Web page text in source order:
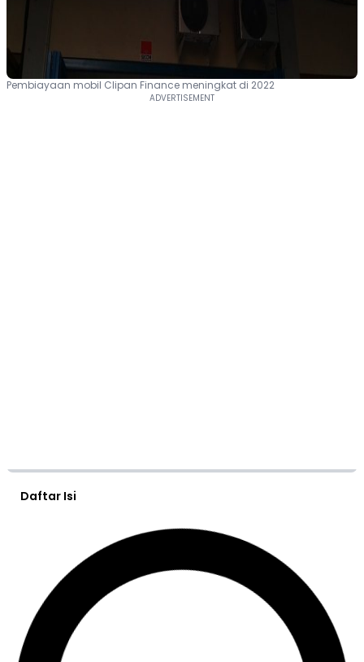
Pembiayaan mobil Clipan Finance meningkat di 2022
Daftar Isi